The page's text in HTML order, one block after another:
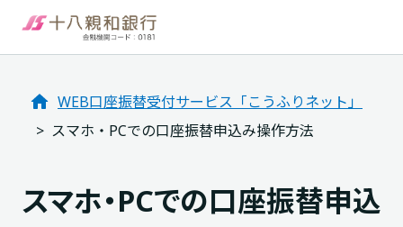
WEB口座振替受付サービス「こうふりネット」
スマホ・PCでの口座振替申込み操作方法
スマホ・PCでの口座振替申込